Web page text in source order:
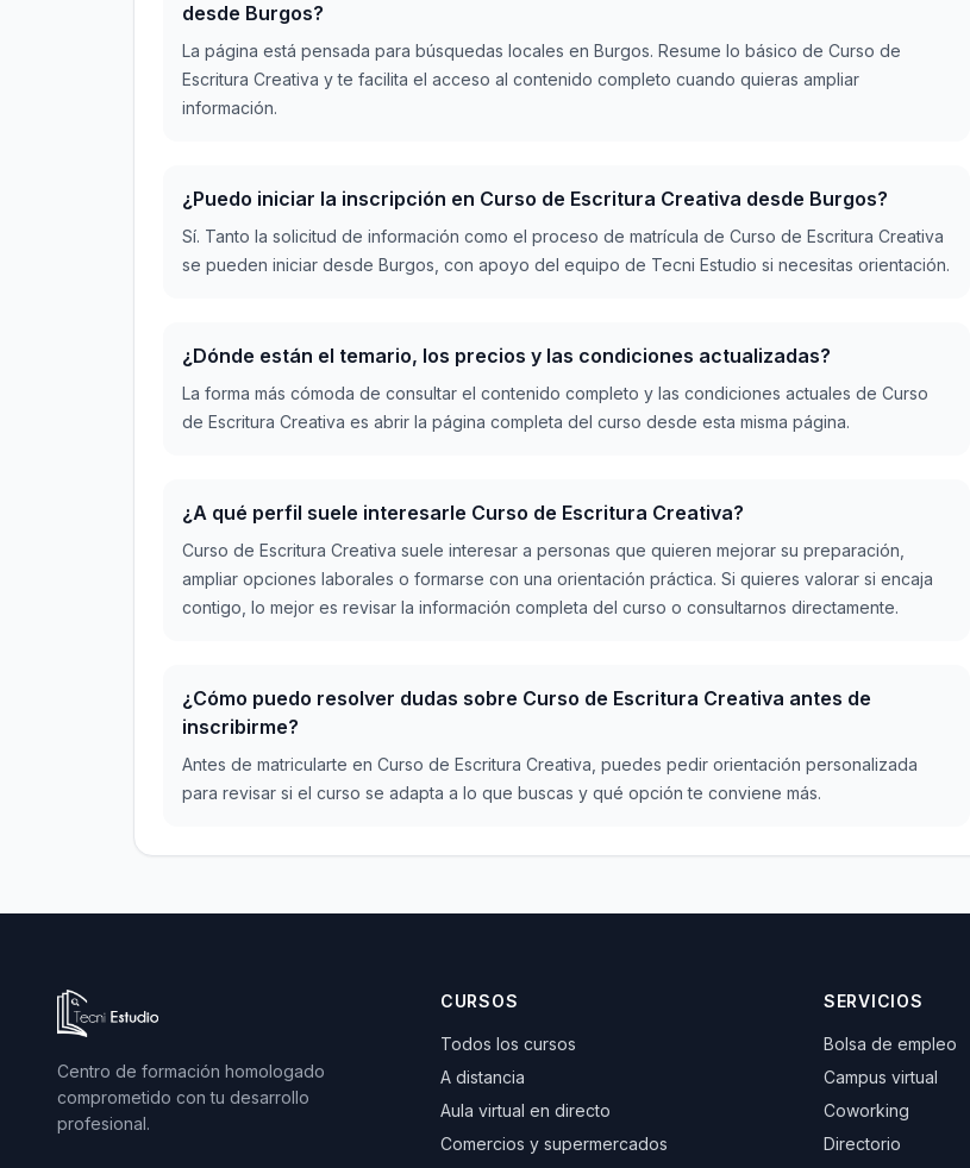
desde Burgos?
La página está pensada para búsquedas locales en Burgos. Resume lo básico de Curso de
Escritura Creativa y te facilita el acceso al contenido completo cuando quieras ampliar
información.
¿Puedo iniciar la inscripción en Curso de Escritura Creativa desde Burgos?
Sí. Tanto la solicitud de información como el proceso de matrícula de Curso de Escritura Creativa
se pueden iniciar desde Burgos, con apoyo del equipo de Tecni Estudio si necesitas orientación.
¿Dónde están el temario, los precios y las condiciones actualizadas?
La forma más cómoda de consultar el contenido completo y las condiciones actuales de Curso
de Escritura Creativa es abrir la página completa del curso desde esta misma página.
¿A qué perfil suele interesarle Curso de Escritura Creativa?
Curso de Escritura Creativa suele interesar a personas que quieren mejorar su preparación,
ampliar opciones laborales o formarse con una orientación práctica. Si quieres valorar si encaja
contigo, lo mejor es revisar la información completa del curso o consultarnos directamente.
¿Cómo puedo resolver dudas sobre Curso de Escritura Creativa antes de
inscribirme?
Antes de matricularte en Curso de Escritura Creativa, puedes pedir orientación personalizada
para revisar si el curso se adapta a lo que buscas y qué opción te conviene más.
Ir a la página de inicio de Tecni Estudio
Centro de formación homologado
comprometido con tu desarrollo
profesional.
CURSOS
Todos los cursos
A distancia
Aula virtual en directo
Comercios y supermercados
SERVICIOS
Bolsa de empleo
Campus virtual
Coworking
Directorio